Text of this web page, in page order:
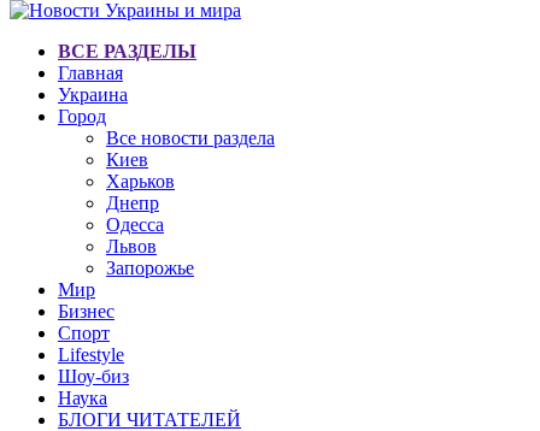
ВСЕ РАЗДЕЛЫ
Главная
Украина
Город
Все новости раздела
Киев
Харьков
Днепр
Одесса
Львов
Запорожье
Мир
Бизнес
Спорт
Lifestyle
Шоу-биз
Наука
БЛОГИ ЧИТАТЕЛЕЙ